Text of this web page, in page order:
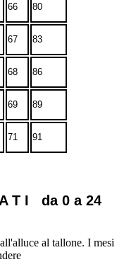
66 80
67 83
68 86
69 89
71 91
T I da 0 a 24
al tallone. I mesi